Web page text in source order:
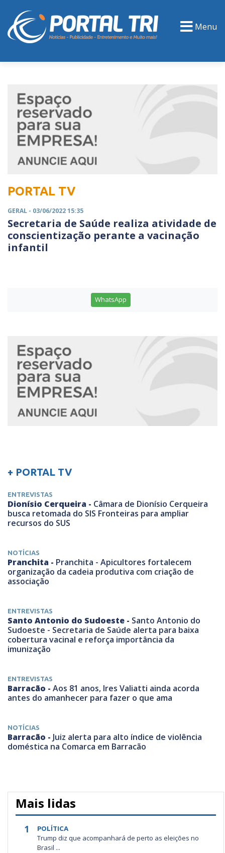
Menu
PORTAL TV
GERAL - 03/06/2022 15:35
Secretaria de Saúde realiza atividade de
conscientização perante a vacinação
infantil
WhatsApp
+ PORTAL TV
ENTREVISTAS
Dionísio Cerqueira - Câmara de Dionísio Cerqueira
busca retomada do SIS Fronteiras para ampliar
recursos do SUS
NOTÍCIAS
Pranchita - Pranchita - Apicultores fortalecem
organização da cadeia produtiva com criação de
associação
ENTREVISTAS
Santo Antonio do Sudoeste - Santo Antonio do
Sudoeste - Secretaria de Saúde alerta para baixa
cobertura vacinal e reforça importância da
imunização
ENTREVISTAS
Barracão - Aos 81 anos, Ires Valiatti ainda acorda
antes do amanhecer para fazer o que ama
NOTÍCIAS
Barracão - Juiz alerta para alto índice de violência
doméstica na Comarca em Barracão
Mais lidas
1 POLÍTICA
Trump diz que acompanhará de perto as eleições no
Brasil ...